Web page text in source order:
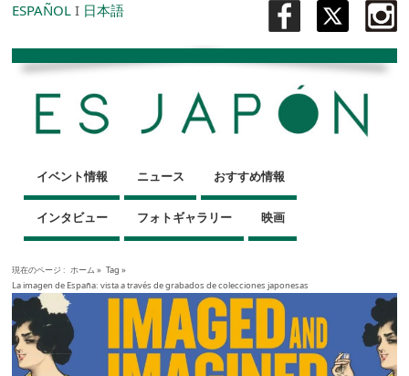
ESPAÑOL I 日本語
イベント情報 ニュース おすすめ情報
インタビュー フォトギャラリー 映画
現在のページ : ホーム » Tag »
La imagen de España: vista a través de grabados de colecciones japonesas